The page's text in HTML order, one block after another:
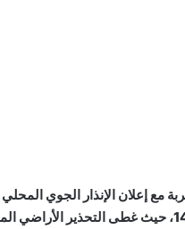
مع إعلان الإنذار الجوي
الساعة 14:52، حيث غطى التحذير